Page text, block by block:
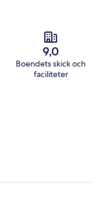
9,0
Boendets skick och
faciliteter